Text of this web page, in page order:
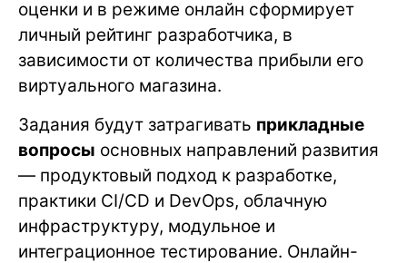
оценки и в режиме онлайн сформирует
личный рейтинг разработчика, в
зависимости от количества прибыли его
виртуального магазина.
Задания будут затрагивать прикладные
вопросы основных направлений развития
— продуктовый подход к разработке,
практики CI/CD и DevOps, облачную
инфраструктуру, модульное и
интеграционное тестирование. Онлайн-